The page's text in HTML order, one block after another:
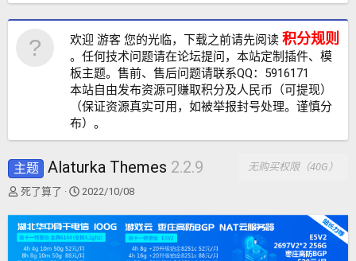
欢迎 游客 您的光临，下载之前请先阅读 积分规则
。任何技术问题请在论坛提问，本站定制插件、模
板主题。售前、售后问题请联系QQ：5916171
本站自由发布资源可赚取积分及人民币（可提现）
（保证资源真实可用，如被举报封号处理。谨慎分
布）。
主题 Alaturka Themes 2.2.9
无购买权限（40G）
作
死了算了
创
日
期
2022/10/08